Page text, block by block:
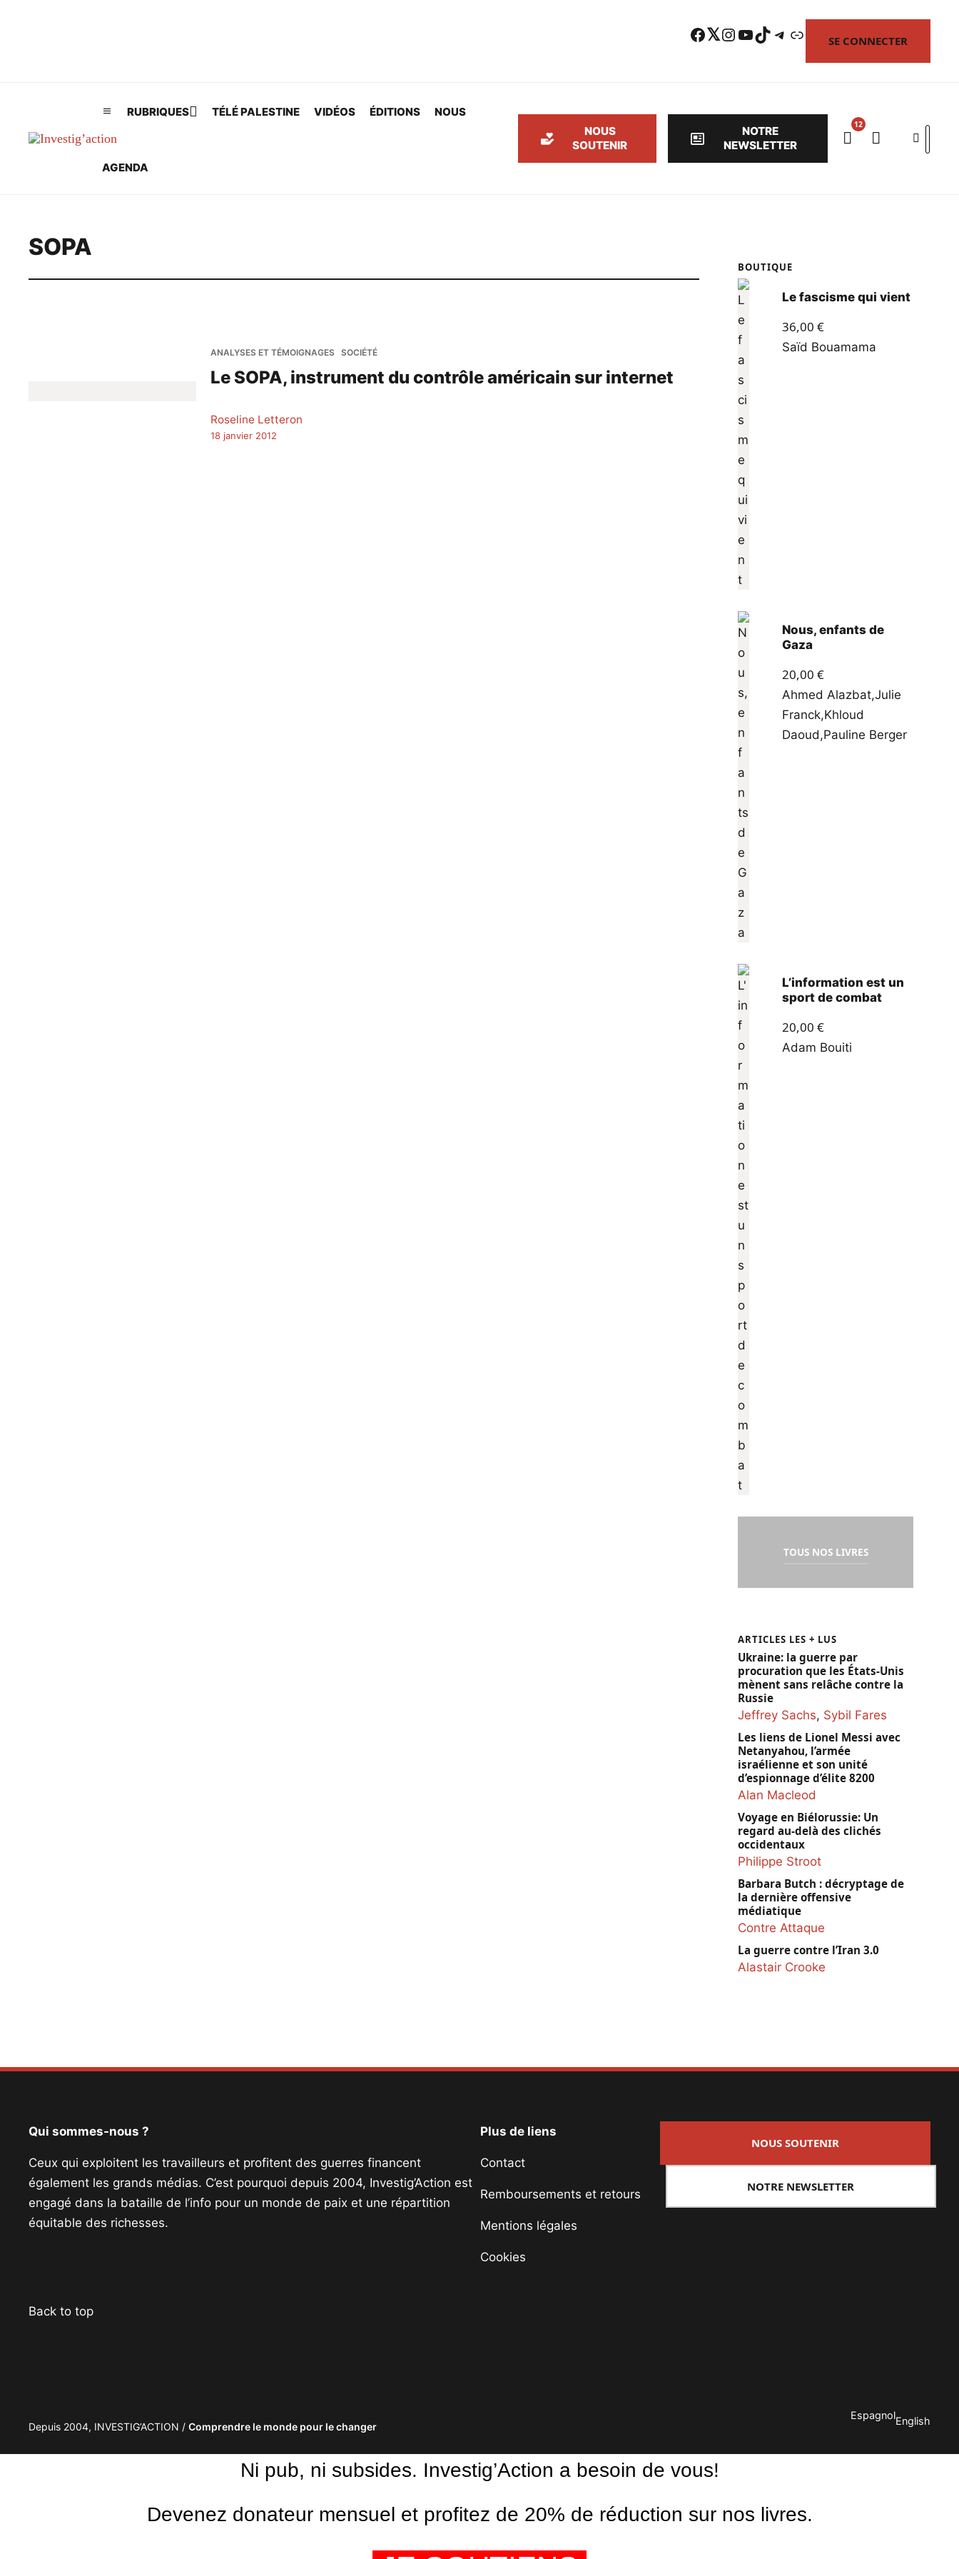
Facebook Twitter Instagram YouTube TikTok Telegram Lien SE CONNECTER
RUBRIQUES TÉLÉ PALESTINE VIDÉOS ÉDITIONS NOUS
AGENDA
NOUS
SOUTENIR
NOTRE
NEWSLETTER
SOPA
ANALYSES ET TÉMOIGNAGES SOCIÉTÉ
Le SOPA, instrument du contrôle américain sur internet
Roseline Letteron
18 janvier 2012
BOUTIQUE
Le fascisme qui vient
36,00 €
Saïd Bouamama
Nous, enfants de
Gaza
20,00 €
Ahmed Alazbat,Julie
Franck,Khloud
Daoud,Pauline Berger
L’information est un
sport de combat
20,00 €
Adam Bouiti
TOUS NOS LIVRES
ARTICLES LES + LUS
Ukraine: la guerre par
procuration que les États-Unis
mènent sans relâche contre la
Russie
Jeffrey Sachs, Sybil Fares
Les liens de Lionel Messi avec
Netanyahou, l’armée
israélienne et son unité
d’espionnage d’élite 8200
Alan Macleod
Voyage en Biélorussie: Un
regard au-delà des clichés
occidentaux
Philippe Stroot
Barbara Butch : décryptage de
la dernière offensive
médiatique
Contre Attaque
La guerre contre l’Iran 3.0
Alastair Crooke
Qui sommes-nous ?
Ceux qui exploitent les travailleurs et profitent des guerres financent
également les grands médias. C’est pourquoi depuis 2004, Investig’Action est
engagé dans la bataille de l’info pour un monde de paix et une répartition
équitable des richesses.
Plus de liens
Contact
Remboursements et retours
Mentions légales
Cookies
NOUS SOUTENIR
NOTRE NEWSLETTER
Back to top
Depuis 2004, INVESTIG’ACTION /Comprendre le monde pour le changer
EspagnolEnglish
Ni pub, ni subsides. Investig’Action a besoin de vous!
Devenez donateur mensuel et profitez de 20% de réduction sur nos livres.